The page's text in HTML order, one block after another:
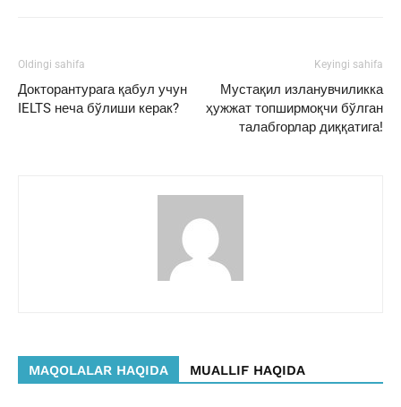
Oldingi sahifa
Докторантурага қабул учун
IELTS неча бўлиши керак?
Keyingi sahifa
Мустақил изланувчиликка
ҳужжат топширмоқчи бўлган
талабгорлар диққатига!
MAQOLALAR HAQIDA MUALLIF HAQIDA